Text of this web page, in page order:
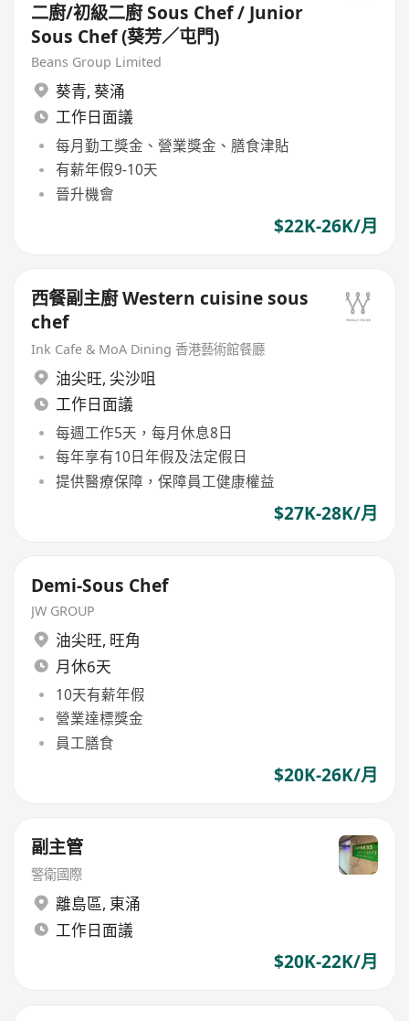
二廚/初級二廚 Sous Chef / Junior
Sous Chef (葵芳／屯門)
Beans Group Limited
葵青, 葵涌
工作日面議
每月勤工獎金、營業獎金、膳食津貼
有薪年假9-10天
晉升機會
$22K-26K/月
西餐副主廚 Western cuisine sous
chef
Ink Cafe & MoA Dining 香港藝術館餐廳
油尖旺, 尖沙咀
工作日面議
每週工作5天，每月休息8日
每年享有10日年假及法定假日
提供醫療保障，保障員工健康權益
$27K-28K/月
Demi-Sous Chef
JW GROUP
油尖旺, 旺角
月休6天
10天有薪年假
營業達標獎金
員工膳食
$20K-26K/月
副主管
警衛國際
離島區, 東涌
工作日面議
$20K-22K/月